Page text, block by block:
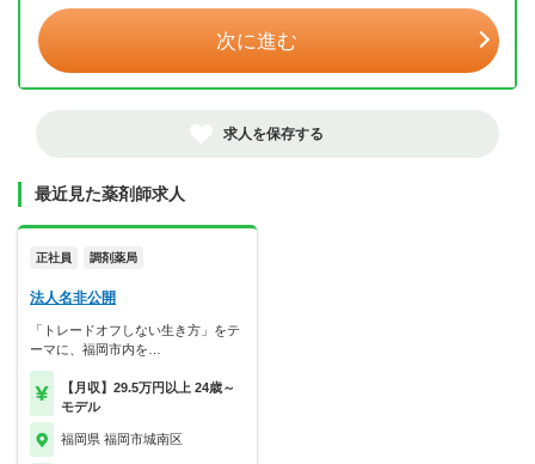
次に進む
求人を保存する
最近見た薬剤師求人
正社員 調剤薬局
法人名非公開
「トレードオフしない生き方」をテ
ーマに、福岡市内を…
【月収】29.5万円以上 24歳～
モデル
福岡県 福岡市城南区